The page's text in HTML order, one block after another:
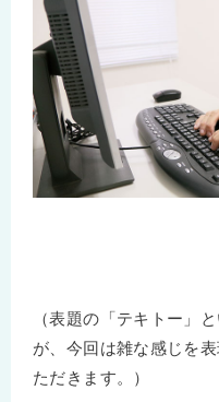
（表題の「テキトー」
が、今回は雑な感じを
ただきます。）